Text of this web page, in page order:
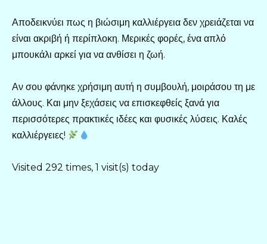
Αποδεικνύει πως η βιώσιμη καλλιέργεια δεν χρειάζεται να
είναι ακριβή ή περίπλοκη. Μερικές φορές, ένα απλό
μπουκάλι αρκεί για να ανθίσει η ζωή.
Αν σου φάνηκε χρήσιμη αυτή η συμβουλή, μοιράσου τη με
άλλους. Και μην ξεχάσεις να επισκεφθείς ξανά για
περισσότερες πρακτικές ιδέες και φυσικές λύσεις. Καλές
καλλιέργειες!
Visited 292 times, 1 visit(s) today